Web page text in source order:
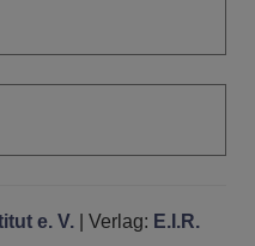
e. V.| Verlag: E.I.R.